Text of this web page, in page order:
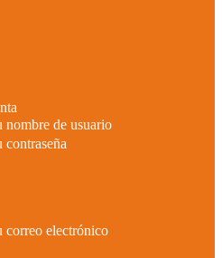
nombre de usuario
contraseña
correo electrónico